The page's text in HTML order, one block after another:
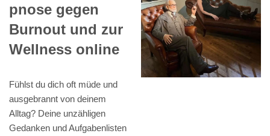
pnose gegen
Burnout und zur
Wellness online
Fühlst du dich oft müde und
ausgebrannt von deinem
Alltag? Deine unzähligen
Gedanken und Aufgabenlisten